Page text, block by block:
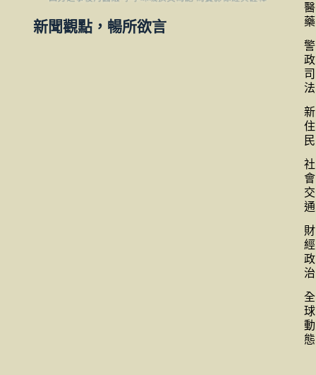
新聞觀點，暢所欲言
醫
藥
警
政
司
法
新
住
民
社
會
交
通
財
經
政
治
全
球
動
態